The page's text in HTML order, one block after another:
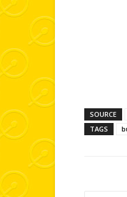
SOURCE
TAGS